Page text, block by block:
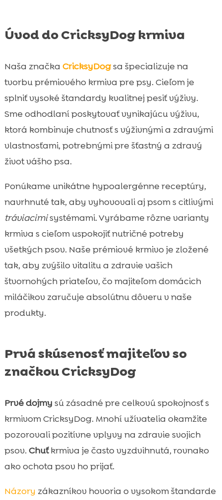
 FAQ
Úvod do CricksyDog krmiva
Naša značka CricksyDogsa špecializuje na
tvorbu prémiového krmiva pre psy. Cieľom je
splniť vysoké štandardy kvalitnej pesiť výživy.
Sme odhodlaní poskytovať vynikajúcu výživu,
ktorá kombinuje chutnosť s výživnými a zdravými
vlastnosťami, potrebnými pre šťastný a zdravý
život vášho psa.
Ponúkame unikátne hypoalergénne receptúry,
navrhnuté tak, aby vyhovovali aj psom s citlivými
tráviacimisystémami. Vyrábame rôzne varianty
krmiva s cieľom uspokojiť nutričné potreby
všetkých psov. Naše prémiové krmivo je zložené
tak, aby zvýšilo vitalitu a zdravie vašich
štvornohých priateľov, čo majiteľom domácich
miláčikov zaručuje absolútnu dôveru v naše
produkty.
Prvá skúsenosť majiteľov so
značkou CricksyDog
Prvé dojmy sú zásadné pre celkovú spokojnosť s
krmivom CricksyDog. Mnohí užívatelia okamžite
pozorovali pozitívne vplyvy na zdravie svojich
psov. Chuťkrmiva je často vyzdvihnutá, rovnako
ako ochota psov ho prijať.
Názory zákazníkov hovoria o vysokom štandarde